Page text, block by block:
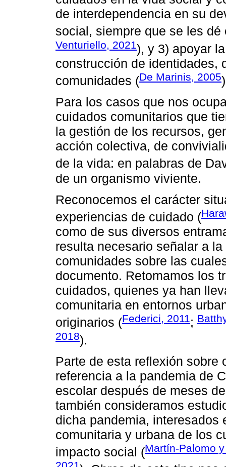
de interdependencia en su
social, siempre que se les dé
Venturiello, 2021), y 3) apoyar
construcción de identidades,
comunidades (De Marinis, 2005
Para los casos que nos
cuidados comunitarios que
la gestión de los recursos,
acción colectiva, de
de la vida: en palabras de
de un organismo viviente.
Reconocemos el carácter
experiencias de cuidado (
como de sus diversos
resulta necesario señalar a
comunidades sobre las
documento. Retomamos los
cuidados, quienes ya han
comunitaria en entornos
originarios (Federici, 2011;
2018).
Parte de esta reflexión sobre
referencia a la pandemia de
escolar después de meses
también consideramos
dicha pandemia, interesados
comunitaria y urbana de los
impacto social (Martín-Palomo